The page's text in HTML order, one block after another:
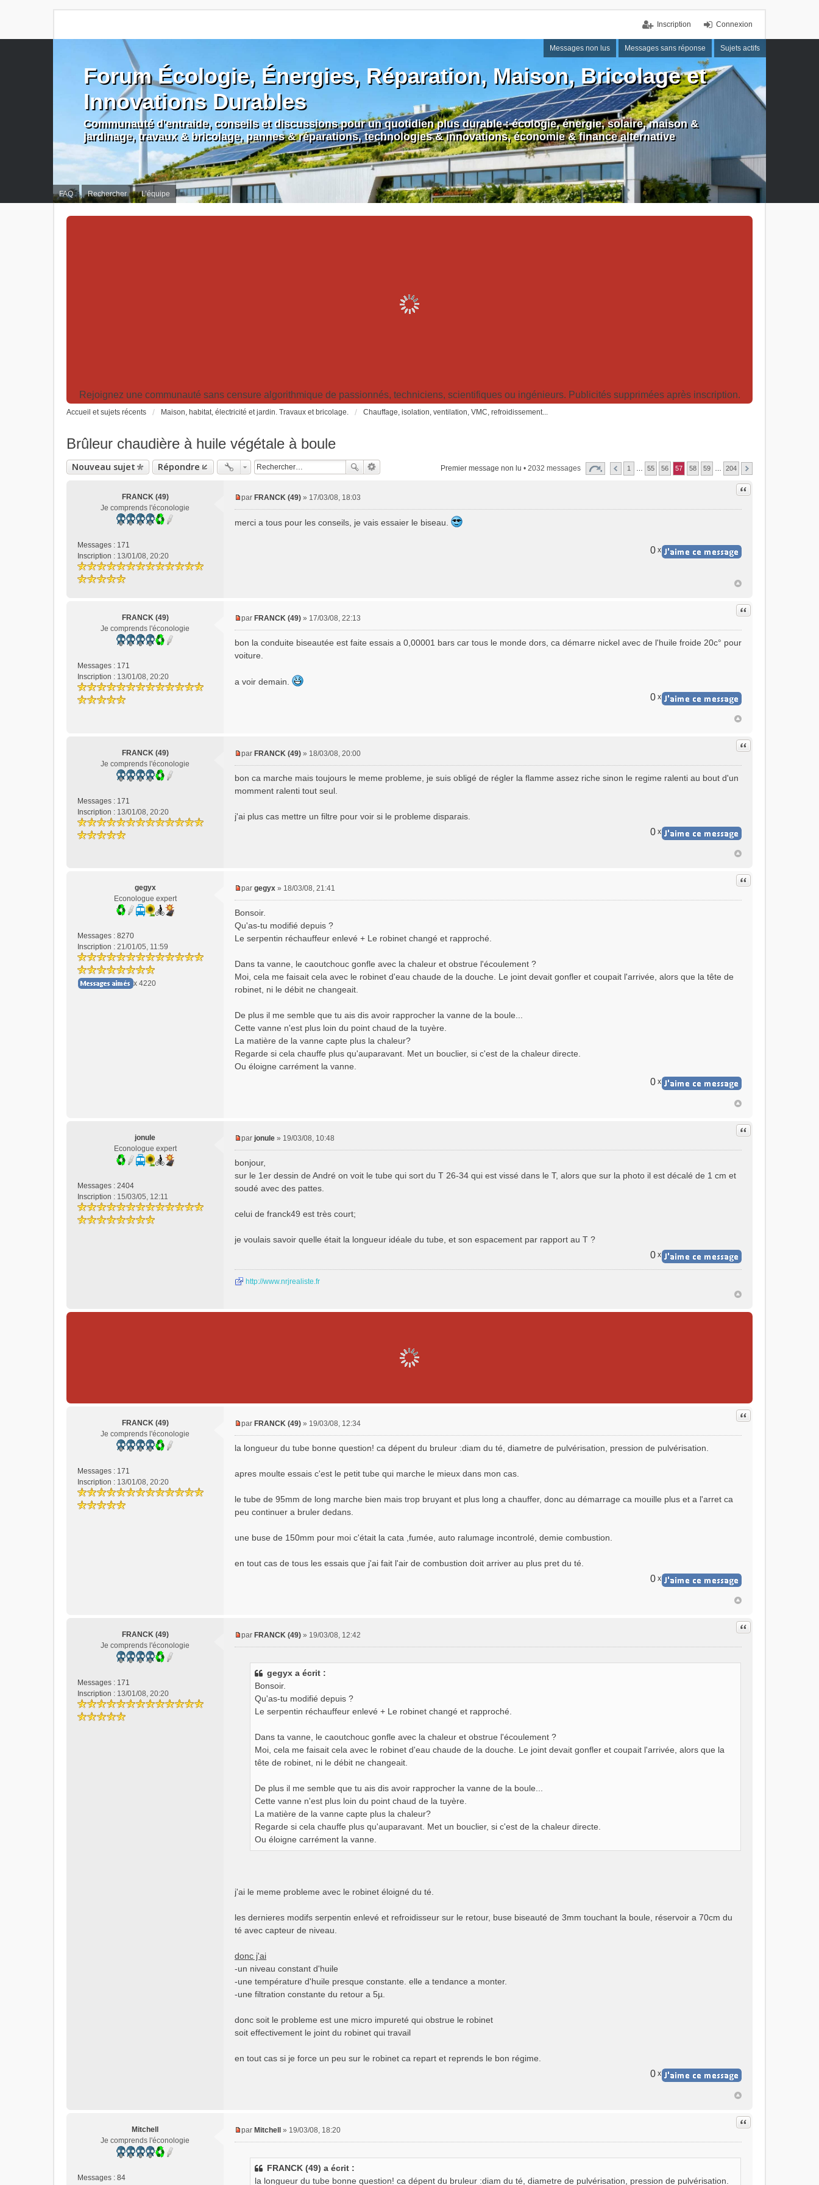
Connexion
Inscription
Messages non lus Messages sans réponse Sujets actifs
FAQ Rechercher L’équipe
Forum Écologie, Énergies, Réparation, Maison, Bricolage et
Innovations Durables
Communauté d'entraide, conseils et discussions pour un quotidien plus durable : écologie, énergie, solaire, maison &
jardinage, travaux & bricolage, pannes & réparations, technologies & innovations, économie & finance alternative
Rejoignez une communauté sans censure algorithmique de passionnés, techniciens, scientifiques ou ingénieurs. Publicités supprimées après inscription.
Accueil et sujets récents Maison, habitat, électricité et jardin. Travaux et bricolage. Chauffage, isolation, ventilation, VMC, refroidissement...
Brûleur chaudière à huile végétale à boule
Nouveau sujet Répondre Premier message non lu • 2032 messages 1 55 56 57 58 59 204
FRANCK (49)
Je comprends l'éconologie
Messages : 171
Inscription : 13/01/08, 20:20
Citer
s
l
par FRANCK (49) » 17/03/08, 18:03
merci a tous pour les conseils, je vais essaier le biseau.
0 x
FRANCK (49)
Je comprends l'éconologie
Messages : 171
Inscription : 13/01/08, 20:20
Citer
s
s
g
par FRANCK (49) » 17/03/08, 22:13
bon la conduite biseautée est faite essais a 0,00001 bars car tous le monde dors, ca démarre nickel avec de l'huile froide 20c° pour
voiture.
a voir demain.
0 x
FRANCK (49)
Je comprends l'éconologie
Messages : 171
Inscription : 13/01/08, 20:20
Citer
s
s
g
par FRANCK (49) » 18/03/08, 20:00
bon ca marche mais toujours le meme probleme, je suis obligé de régler la flamme assez riche sinon le regime ralenti au bout d'un
momment ralenti tout seul.
j'ai plus cas mettre un filtre pour voir si le probleme disparais.
0 x
gegyx
Econologue expert
Messages : 8270
Inscription : 21/01/05, 11:59
x 4220
Citer
s
s
a
e
n
u
par gegyx » 18/03/08, 21:41
Bonsoir.
Qu'as-tu modifié depuis ?
Le serpentin réchauffeur enlevé + Le robinet changé et rapproché.
Dans ta vanne, le caoutchouc gonfle avec la chaleur et obstrue l'écoulement ?
Moi, cela me faisait cela avec le robinet d'eau chaude de la douche. Le joint devait gonfler et coupait l'arrivée, alors que la tête de
robinet, ni le débit ne changeait.
De plus il me semble que tu ais dis avoir rapprocher la vanne de la boule...
Cette vanne n'est plus loin du point chaud de la tuyère.
La matière de la vanne capte plus la chaleur?
Regarde si cela chauffe plus qu'auparavant. Met un bouclier, si c'est de la chaleur directe.
Ou éloigne carrément la vanne.
0 x
jonule
Econologue expert
Messages : 2404
Inscription : 15/03/05, 12:11
Citer
s
s
a
e
n
par jonule » 19/03/08, 10:48
bonjour,
sur le 1er dessin de André on voit le tube qui sort du T 26-34 qui est vissé dans le T, alors que sur la photo il est décalé de 1 cm et
soudé avec des pattes.
celui de franck49 est très court;
je voulais savoir quelle était la longueur idéale du tube, et son espacement par rapport au T ?
0 x
http://www.nrjrealiste.fr
FRANCK (49)
Je comprends l'éconologie
Messages : 171
Inscription : 13/01/08, 20:20
Citer
s
a
e
l
par FRANCK (49) » 19/03/08, 12:34
la longueur du tube bonne question! ca dépent du bruleur :diam du té, diametre de pulvérisation, pression de pulvérisation.
apres moulte essais c'est le petit tube qui marche le mieux dans mon cas.
le tube de 95mm de long marche bien mais trop bruyant et plus long a chauffer, donc au démarrage ca mouille plus et a l'arret ca
peu continuer a bruler dedans.
une buse de 150mm pour moi c'était la cata ,fumée, auto ralumage incontrolé, demie combustion.
en tout cas de tous les essais que j'ai fait l'air de combustion doit arriver au plus pret du té.
0 x
FRANCK (49)
Je comprends l'éconologie
Messages : 171
Inscription : 13/01/08, 20:20
Citer
par FRANCK (49) » 19/03/08, 12:42
gegyx a écrit :
Bonsoir.
Qu'as-tu modifié depuis ?
Le serpentin réchauffeur enlevé + Le robinet changé et rapproché.
Dans ta vanne, le caoutchouc gonfle avec la chaleur et obstrue l'écoulement ?
Moi, cela me faisait cela avec le robinet d'eau chaude de la douche. Le joint devait gonfler et coupait l'arrivée, alors que la
tête de robinet, ni le débit ne changeait.
De plus il me semble que tu ais dis avoir rapprocher la vanne de la boule...
Cette vanne n'est plus loin du point chaud de la tuyère.
La matière de la vanne capte plus la chaleur?
Regarde si cela chauffe plus qu'auparavant. Met un bouclier, si c'est de la chaleur directe.
Ou éloigne carrément la vanne.
j'ai le meme probleme avec le robinet éloigné du té.
les dernieres modifs serpentin enlevé et refroidisseur sur le retour, buse biseauté de 3mm touchant la boule, réservoir a 70cm du
té avec capteur de niveau.
donc j'ai
-un niveau constant d'huile
-une température d'huile presque constante. elle a tendance a monter.
-une filtration constante du retour a 5µ.
donc soit le probleme est une micro impureté qui obstrue le robinet
soit effectivement le joint du robinet qui travail
en tout cas si je force un peu sur le robinet ca repart et reprends le bon régime.
0 x
Mitchell
Je comprends l'éconologie
Messages : 84
Citer
par Mitchell » 19/03/08, 18:20
FRANCK (49) a écrit :
la longueur du tube bonne question! ca dépent du bruleur :diam du té, diametre de pulvérisation, pression de pulvérisation.